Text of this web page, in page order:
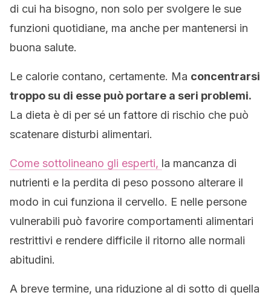
di cui ha bisogno, non solo per svolgere le sue
funzioni quotidiane, ma anche per mantenersi in
buona salute.
Le calorie contano, certamente. Ma concentrarsi
troppo su di esse può portare a seri problemi.
La dieta è di per sé un fattore di rischio che può
scatenare disturbi alimentari.
Come sottolineano gli esperti, la mancanza di
nutrienti e la perdita di peso possono alterare il
modo in cui funziona il cervello. E nelle persone
vulnerabili può favorire comportamenti alimentari
restrittivi e rendere difficile il ritorno alle normali
abitudini.
A breve termine, una riduzione al di sotto di quella